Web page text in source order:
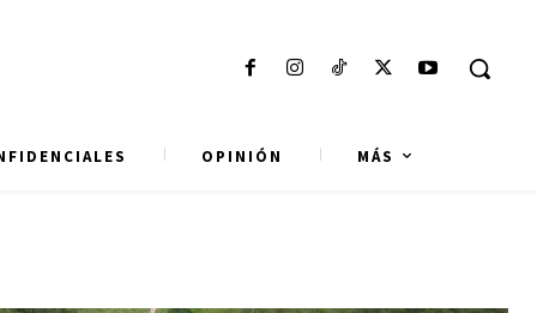
OPINIÓN MÁS